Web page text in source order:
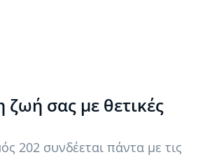
ζωή σας με θετικές
202 συνδέεται πάντα με τις